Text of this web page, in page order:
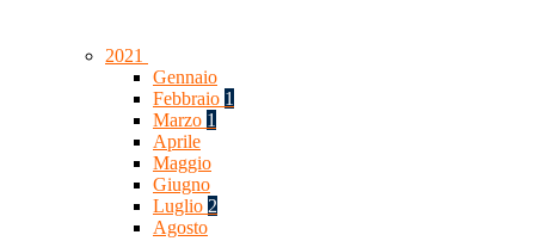
2021
Gennaio
Febbraio 1
Marzo 1
Aprile
Maggio
Giugno
Luglio 2
Agosto